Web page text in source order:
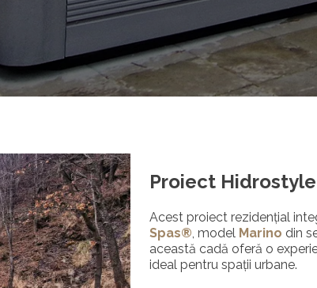
Proiect
Acest proiect rezidențial
Spas®, model Marino din
această cadă oferă o
ideal pentru spații urbane.